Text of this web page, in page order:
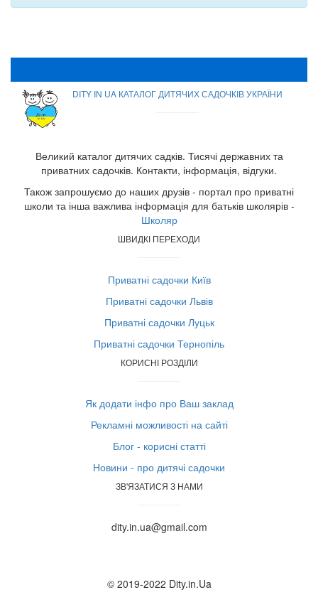
DITY IN UA КАТАЛОГ ДИТЯЧИХ САДОЧКІВ УКРАЇНИ
Великий каталог дитячих садків. Тисячі державних та
приватних садочків. Контакти, інформація, відгуки.
Також запрошуємо до наших друзів - портал про приватні
школи та інша важлива інформація для батьків школярів -
Школяр
ШВИДКІ ПЕРЕХОДИ
Приватні садочки Київ
Приватні садочки Львів
Приватні садочки Луцьк
Приватні садочки Тернопіль
КОРИСНІ РОЗДІЛИ
Як додати інфо про Ваш заклад
Рекламні можливості на сайті
Блог - корисні статті
Новини - про дитячі садочки
ЗВ'ЯЗАТИСЯ З НАМИ
dity.in.ua@gmail.com
© 2019-2022 Dity.in.Ua